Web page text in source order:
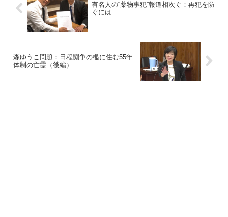
有名人の“薬物事犯”報道相次ぐ：再犯を防
ぐには…
森ゆうこ問題：日程闘争の檻に住む55年
体制の亡霊（後編）